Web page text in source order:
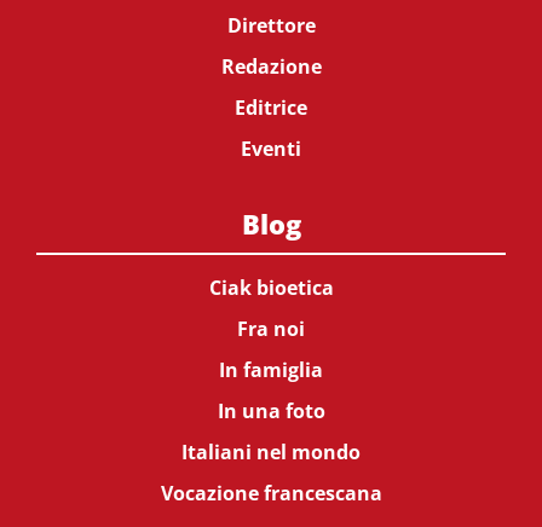
Direttore
Redazione
Editrice
Eventi
Blog
Ciak bioetica
Fra noi
In famiglia
In una foto
Italiani nel mondo
Vocazione francescana